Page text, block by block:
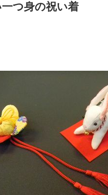
つ身の祝い着